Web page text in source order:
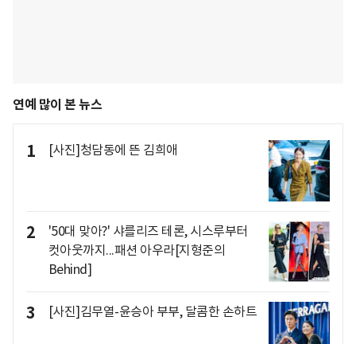
연예 많이 본 뉴스
1 [사진]청담동에 뜬 김희애
2
'50대 맞아?' 샤를리즈 테론, 시스루부터
컷아웃까지...패션 아우라[지형준의
Behind]
3 [사진]김무열-윤승아 부부, 달콤한 손하트